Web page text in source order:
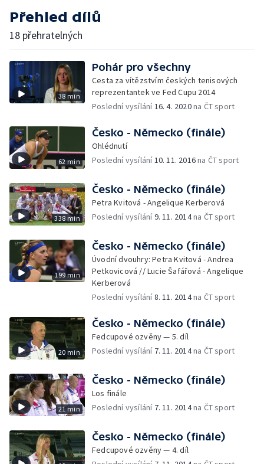
Přehled dílů
18 přehratelných
38 min
Pohár pro všechny
Cesta za vítězstvím českých tenisových
reprezentantek ve Fed Cupu 2014
Poslední vysílání16. 4. 2020na ČT sport
62 min
Česko - Německo (finále)
Ohlédnutí
Poslední vysílání10. 11. 2016na ČT sport
338 min
Česko - Německo (finále)
Petra Kvitová - Angelique Kerberová
Poslední vysílání9. 11. 2014na ČT sport
199 min
Česko - Německo (finále)
Úvodní dvouhry: Petra Kvitová - Andrea
Petkovicová // Lucie Šafářová - Angelique
Kerberová
Poslední vysílání8. 11. 2014na ČT sport
20 min
Česko - Německo (finále)
Fedcupové ozvěny — 5. díl
Poslední vysílání 7. 11. 2014na ČT sport
21 min
Česko - Německo (finále)
Los finále
Poslední vysílání 7. 11. 2014na ČT sport
Česko - Německo (finále)
Fedcupové ozvěny — 4. díl